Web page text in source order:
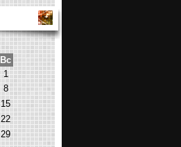
Вс
1
8
15
22
29